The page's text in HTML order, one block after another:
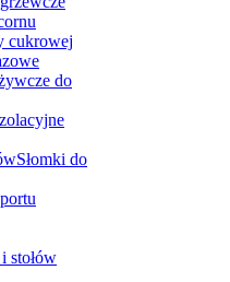
cukrowej
do
do
stołów